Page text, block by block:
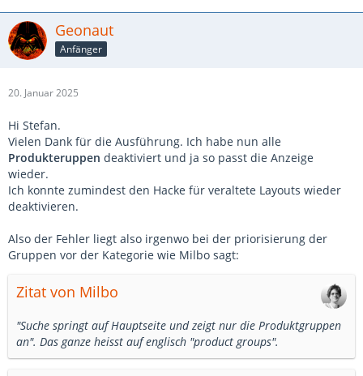
Geonaut
Anfänger
20. Januar 2025
Hi Stefan.
Vielen Dank für die Ausführung. Ich habe nun alle
Produkteruppen deaktiviert und ja so passt die Anzeige
wieder.
Ich konnte zumindest den Hacke für veraltete Layouts wieder
deaktivieren.
Also der Fehler liegt also irgenwo bei der priorisierung der
Gruppen vor der Kategorie wie Milbo sagt:
Zitat von Milbo
"Suche springt auf Hauptseite und zeigt nur die Produktgruppen
an". Das ganze heisst auf englisch "product groups".